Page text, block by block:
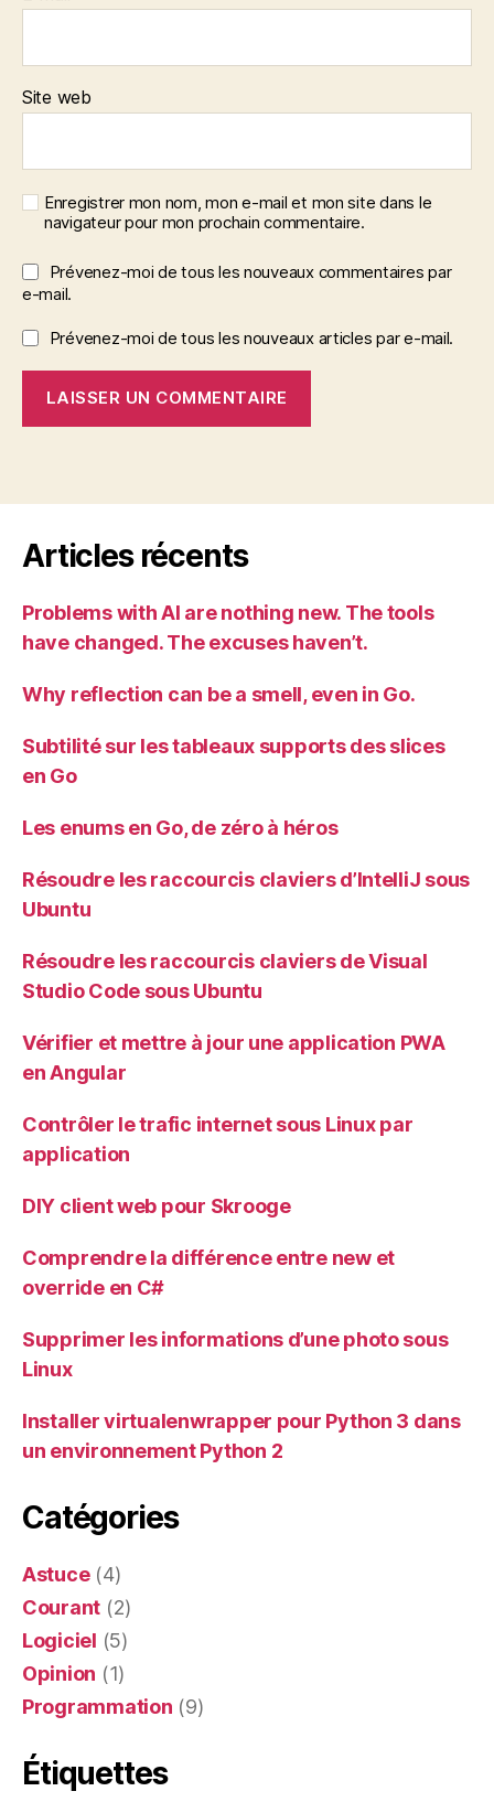
Site web
Enregistrer mon nom, mon e-mail et mon site dans le
navigateur pour mon prochain commentaire.
Prévenez-moi de tous les nouveaux commentaires par
e-mail.
Prévenez-moi de tous les nouveaux articles par e-mail.
Articles récents
Problems with AI are nothing new. The tools
have changed. The excuses haven’t.
Why reflection can be a smell, even in Go.
Subtilité sur les tableaux supports des slices
en Go
Les enums en Go, de zéro à héros
Résoudre les raccourcis claviers d’IntelliJ sous
Ubuntu
Résoudre les raccourcis claviers de Visual
Studio Code sous Ubuntu
Vérifier et mettre à jour une application PWA
en Angular
Contrôler le trafic internet sous Linux par
application
DIY client web pour Skrooge
Comprendre la différence entre new et
override en C#
Supprimer les informations d’une photo sous
Linux
Installer virtualenwrapper pour Python 3 dans
un environnement Python 2
Catégories
Astuce(4)
Courant (2)
Logiciel (5)
Opinion (1)
Programmation (9)
Étiquettes